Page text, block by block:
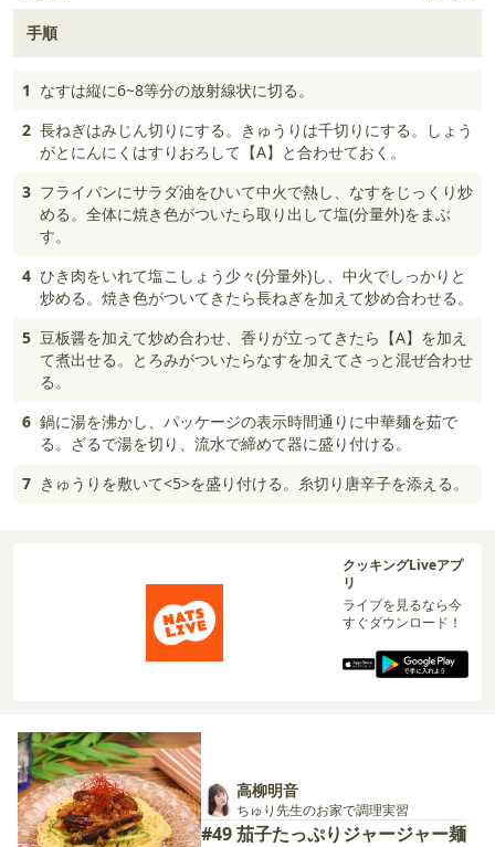
手順
1 なすは縦に6~8等分の放射線状に切る。
2 長ねぎはみじん切りにする。きゅうりは千切りにする。しょう
がとにんにくはすりおろして【A】と合わせておく。
3 フライパンにサラダ油をひいて中火で熱し、なすをじっくり炒
める。全体に焼き色がついたら取り出して塩(分量外)をまぶ
す。
4 ひき肉をいれて塩こしょう少々(分量外)し、中火でしっかりと
炒める。焼き色がついてきたら長ねぎを加えて炒め合わせる。
5 豆板醤を加えて炒め合わせ、香りが立ってきたら【A】を加え
て煮出せる。とろみがついたらなすを加えてさっと混ぜ合わせ
る。
6 鍋に湯を沸かし、パッケージの表示時間通りに中華麺を茹で
る。ざるで湯を切り、流水で締めて器に盛り付ける。
7 きゅうりを敷いて<5>を盛り付ける。糸切り唐辛子を添える。
クッキングLiveアプ
リ
ライブを見るなら今
すぐダウンロード！
高柳明音
ちゅり先生のお家で調理実習
#49 茄子たっぷりジャージャー麺